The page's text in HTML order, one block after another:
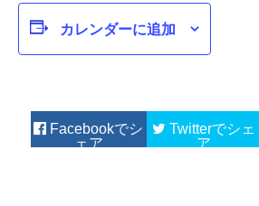
カレンダーに追加
Facebook Twitter